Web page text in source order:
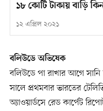
১৮ কোটি টাকায় বাড়ি
১২ এপ্রিল ২০২১
বলিউডে অভিষেক
বলিউডে পা রাখার আগে
সালে প্রথমবার ভারতের
অ্যাওয়ার্ডসে রেড কার্পেট